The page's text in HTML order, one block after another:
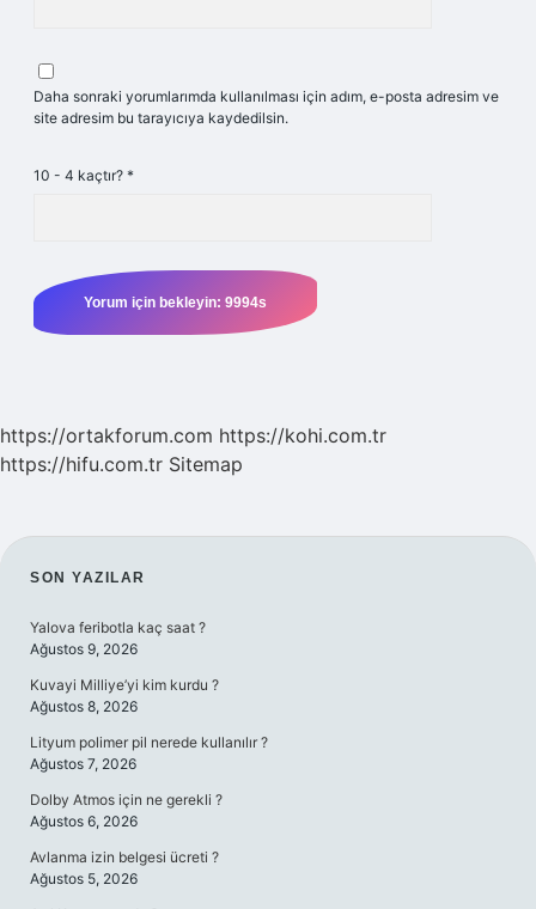
Daha sonraki yorumlarımda kullanılması için adım, e-posta adresim ve
site adresim bu tarayıcıya kaydedilsin.
10 - 4 kaçtır? *
https://ortakforum.com https://kohi.com.tr
https://hifu.com.tr Sitemap
SIDEBAR
SON YAZILAR
Yalova feribotla kaç saat ?
Ağustos 9, 2026
Kuvayi Milliye’yi kim kurdu ?
Ağustos 8, 2026
Lityum polimer pil nerede kullanılır ?
Ağustos 7, 2026
Dolby Atmos için ne gerekli ?
Ağustos 6, 2026
Avlanma izin belgesi ücreti ?
Ağustos 5, 2026